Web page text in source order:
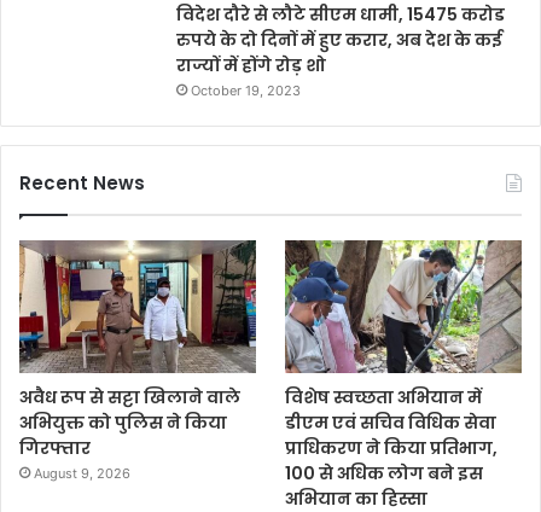
विदेश दौरे से लौटे सीएम धामी, 15475 करोड
रुपये के दो दिनों में हुए करार, अब देश के कई
राज्यों में होंगे रोड़ शो
October 19, 2023
Recent News
अवैध रूप से सट्टा खिलाने वाले
अभियुक्त को पुलिस ने किया
गिरफ्तार
August 9, 2026
विशेष स्वच्छता अभियान में
डीएम एवं सचिव विधिक सेवा
प्राधिकरण ने किया प्रतिभाग,
100 से अधिक लोग बने इस
अभियान का हिस्सा